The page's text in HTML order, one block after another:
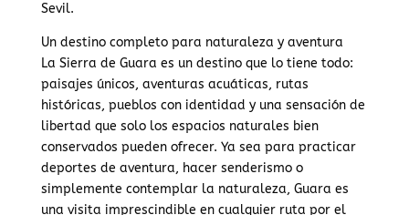
Sevil.
Un destino completo para naturaleza y aventura
La Sierra de Guara es un destino que lo tiene todo:
paisajes únicos, aventuras acuáticas, rutas
históricas, pueblos con identidad y una sensación de
libertad que solo los espacios naturales bien
conservados pueden ofrecer. Ya sea para practicar
deportes de aventura, hacer senderismo o
simplemente contemplar la naturaleza, Guara es
una visita imprescindible en cualquier ruta por el